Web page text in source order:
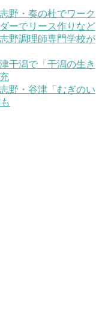
野・奏の杜でワーク
ーでリース作りなど
野調理師専門学校が
干潟で「干潟の生き
野・谷津「むぎのい